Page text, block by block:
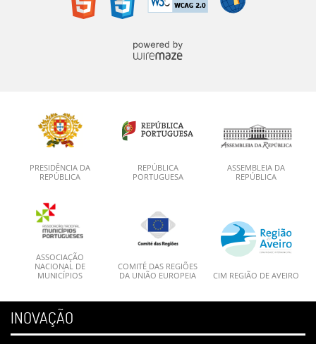
PRESIDÊNCIA DA
REPÚBLICA
REPÚBLICA
PORTUGUESA
ASSEMBLEIA DA
REPÚBLICA
ASSOCIAÇÃO
NACIONAL DE
MUNICÍPIOS
COMITÉ DAS REGIÕES
DA UNIÃO EUROPEIA
CIM REGIÃO DE AVEIRO
INOVAÇÃO